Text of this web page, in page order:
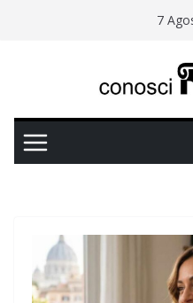
7